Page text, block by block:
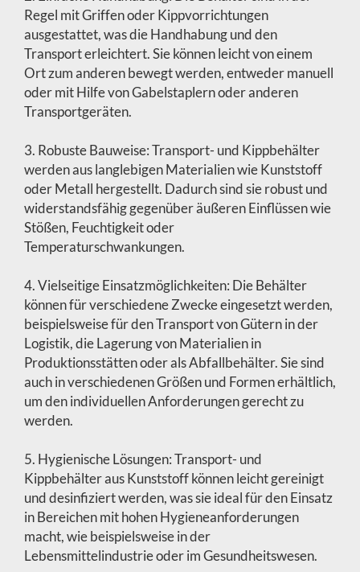
Regel mit Griffen oder Kippvorrichtungen
ausgestattet, was die Handhabung und den
Transport erleichtert. Sie können leicht von einem
Ort zum anderen bewegt werden, entweder manuell
oder mit Hilfe von Gabelstaplern oder anderen
Transportgeräten.
3. Robuste Bauweise: Transport- und Kippbehälter
werden aus langlebigen Materialien wie Kunststoff
oder Metall hergestellt. Dadurch sind sie robust und
widerstandsfähig gegenüber äußeren Einflüssen wie
Stößen, Feuchtigkeit oder
Temperaturschwankungen.
4. Vielseitige Einsatzmöglichkeiten: Die Behälter
können für verschiedene Zwecke eingesetzt werden,
beispielsweise für den Transport von Gütern in der
Logistik, die Lagerung von Materialien in
Produktionsstätten oder als Abfallbehälter. Sie sind
auch in verschiedenen Größen und Formen erhältlich,
um den individuellen Anforderungen gerecht zu
werden.
5. Hygienische Lösungen: Transport- und
Kippbehälter aus Kunststoff können leicht gereinigt
und desinfiziert werden, was sie ideal für den Einsatz
in Bereichen mit hohen Hygieneanforderungen
macht, wie beispielsweise in der
Lebensmittelindustrie oder im Gesundheitswesen.